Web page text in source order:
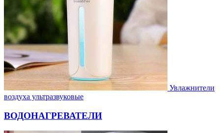
Увлажнители
воздуха ультразвуковые
ВОДОНАГРЕВАТЕЛИ